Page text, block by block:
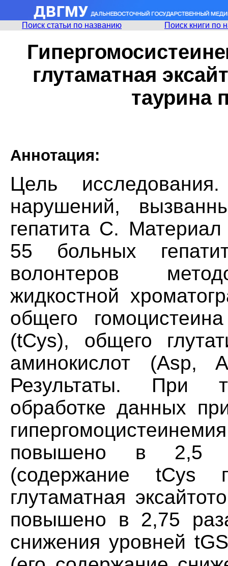
Поиск статьи по названию Поиск книги по
глутаматная
таурина
Аннотация:
Цель
нарушений,
гепатита С.
55 больных
волонтеров
жидкостной
общего
(tCys), общего
аминокислот
Результаты. При
обработке данных
повышено в 2,5
(содержание
глутаматная
повышено в 2,75
снижения уровней